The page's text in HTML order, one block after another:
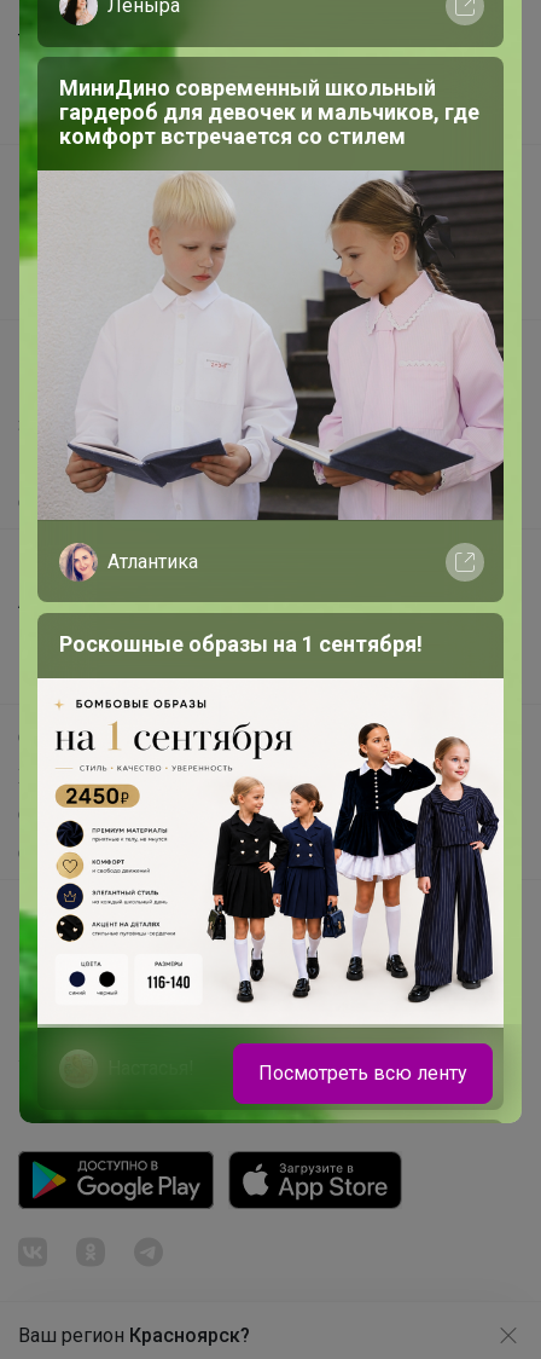
Ваш регион Красноярск?
Торговые марки
Наша команда
В наличии
Подарочные сертификаты
Реклама на сайте
Поставщикам
Защита покупателя
Помощь
О нас
Все предложения
Анонсы
Новости
Поддержка альпак
Самое выгодное
Хиты продаж
Самое желанное
Самое быстрое
Начать зарабатывать с 24-ok
Picabox.ru - Лучшее место для ваших изображений
Розыгрыш - Генератор случайных чисел
Пульс нашего маркетплейса
Леныра
МиниДино современный школьный
гардероб для девочек и мальчиков, где
комфорт встречается со стилем
Атлантика
Роскошные образы на 1 сентября!
Рюкзаки и ранцы Brauberg, Grizzly,
Heikki
Посмотреть всю ленту
Продолжая использовать этот сайт и нажимая кнопку